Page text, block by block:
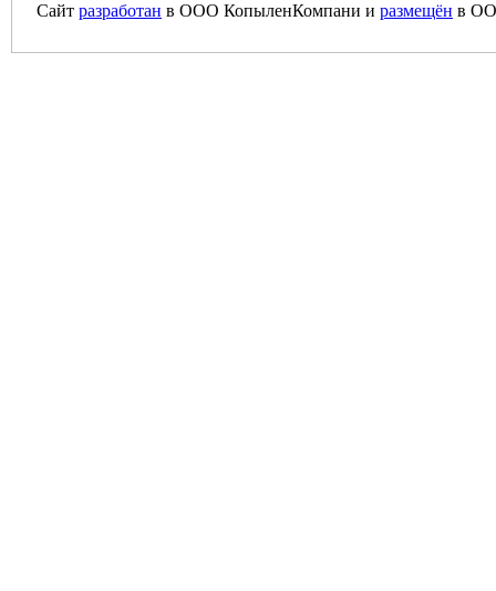
Сайт разработан в ООО КопыленКомпани и размещён в